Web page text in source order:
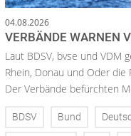
04.08.2026
VERBÄNDE WARNEN
Laut BDSV, bvse und VDM
Rhein, Donau und Oder
Der Verbände befürchten
BDSV Bund